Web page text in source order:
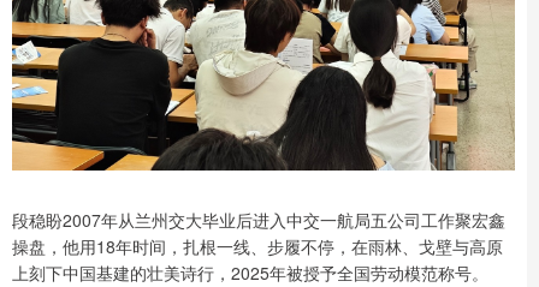
段稳盼2007年从兰州交大毕业后进入中交一航局五公司工作聚宏鑫
操盘，他用18年时间，扎根一线、步履不停，在雨林、戈壁与高原
上刻下中国基建的壮美诗行，2025年被授予全国劳动模范称号。